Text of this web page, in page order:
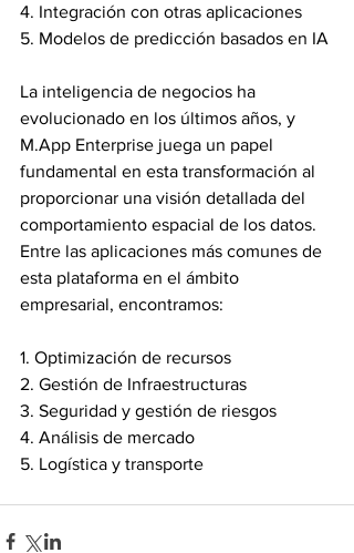
4. Integración con otras aplicaciones
5. Modelos de predicción basados en IA
La inteligencia de negocios ha
evolucionado en los últimos años, y
M.App Enterprise juega un papel
fundamental en esta transformación al
proporcionar una visión detallada del
comportamiento espacial de los datos.
Entre las aplicaciones más comunes de
esta plataforma en el ámbito
empresarial, encontramos:
1. Optimización de recursos
2. Gestión de Infraestructuras
3. Seguridad y gestión de riesgos
4. Análisis de mercado
5. Logística y transporte